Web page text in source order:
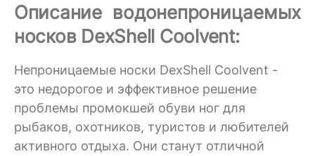
Описание водонепроницаемых
носков DexShell Coolvent:
Непроницаемые носки DexShell Coolvent -
это недорогое и эффективное решение
проблемы промокшей обуви ног для
рыбаков, охотников, туристов и любителей
активного отдыха. Они станут отличной